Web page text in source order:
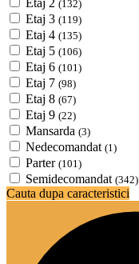
(132)
Etaj 3 (119)
Etaj 4 (135)
Etaj 5 (106)
Etaj 6 (101)
Etaj 7 (98)
Etaj 8 (67)
Etaj 9 (22)
Mansarda (3)
Nedecomandat (1)
Parter (101)
Semidecomandat (342)
Cauta dupa caracteristici